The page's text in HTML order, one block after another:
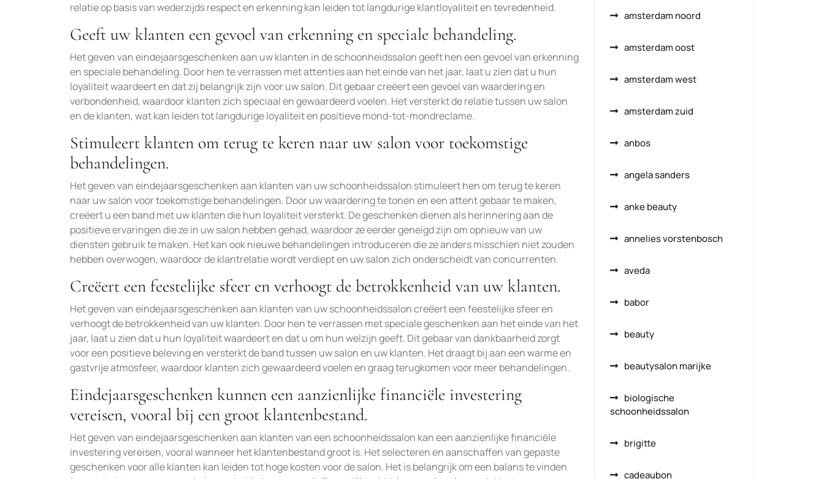
relatie op basis van wederzijds respect en erkenning kan leiden tot langdurige klantloyaliteit en tevredenheid.
Geeft uw klanten een gevoel van erkenning en speciale behandeling.
Het geven van eindejaarsgeschenken aan uw klanten in de schoonheidssalon geeft hen een gevoel van erkenning
en speciale behandeling. Door hen te verrassen met attenties aan het einde van het jaar, laat u zien dat u hun
loyaliteit waardeert en dat zij belangrijk zijn voor uw salon. Dit gebaar creëert een gevoel van waardering en
verbondenheid, waardoor klanten zich speciaal en gewaardeerd voelen. Het versterkt de relatie tussen uw salon
en de klanten, wat kan leiden tot langdurige loyaliteit en positieve mond-tot-mondreclame.
Stimuleert klanten om terug te keren naar uw salon voor toekomstige
behandelingen.
Het geven van eindejaarsgeschenken aan klanten van uw schoonheidssalon stimuleert hen om terug te keren
naar uw salon voor toekomstige behandelingen. Door uw waardering te tonen en een attent gebaar te maken,
creëert u een band met uw klanten die hun loyaliteit versterkt. De geschenken dienen als herinnering aan de
positieve ervaringen die ze in uw salon hebben gehad, waardoor ze eerder geneigd zijn om opnieuw van uw
diensten gebruik te maken. Het kan ook nieuwe behandelingen introduceren die ze anders misschien niet zouden
hebben overwogen, waardoor de klantrelatie wordt verdiept en uw salon zich onderscheidt van concurrenten.
Creëert een feestelijke sfeer en verhoogt de betrokkenheid van uw klanten.
Het geven van eindejaarsgeschenken aan klanten van uw schoonheidssalon creëert een feestelijke sfeer en
verhoogt de betrokkenheid van uw klanten. Door hen te verrassen met speciale geschenken aan het einde van het
jaar, laat u zien dat u hun loyaliteit waardeert en dat u om hun welzijn geeft. Dit gebaar van dankbaarheid zorgt
voor een positieve beleving en versterkt de band tussen uw salon en uw klanten. Het draagt bij aan een warme en
gastvrije atmosfeer, waardoor klanten zich gewaardeerd voelen en graag terugkomen voor meer behandelingen.
Eindejaarsgeschenken kunnen een aanzienlijke financiële investering
vereisen, vooral bij een groot klantenbestand.
Het geven van eindejaarsgeschenken aan klanten van een schoonheidssalon kan een aanzienlijke financiële
investering vereisen, vooral wanneer het klantenbestand groot is. Het selecteren en aanschaffen van gepaste
geschenken voor alle klanten kan leiden tot hoge kosten voor de salon. Het is belangrijk om een balans te vinden
amsterdam noord
amsterdam oost
amsterdam west
amsterdam zuid
anbos
angela sanders
anke beauty
annelies vorstenbosch
aveda
babor
beauty
beautysalon marijke
biologische
schoonheidssalon
brigitte
cadeaubon